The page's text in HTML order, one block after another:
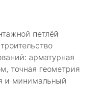
петлёй
арматурная
точная геометрия
и минимальный